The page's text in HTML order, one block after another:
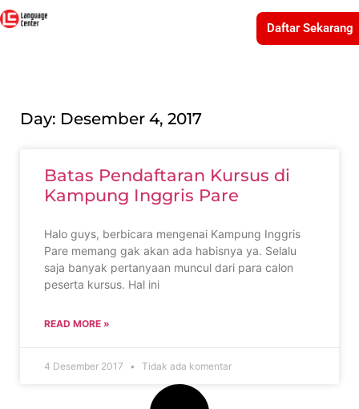
Daftar Sekarang
Day: Desember 4, 2017
Batas Pendaftaran Kursus di
Kampung Inggris Pare
Halo guys, berbicara mengenai Kampung Inggris
Pare memang gak akan ada habisnya ya. Selalu
saja banyak pertanyaan muncul dari para calon
peserta kursus. Hal ini
READ MORE »
4 Desember 2017 Tidak ada komentar